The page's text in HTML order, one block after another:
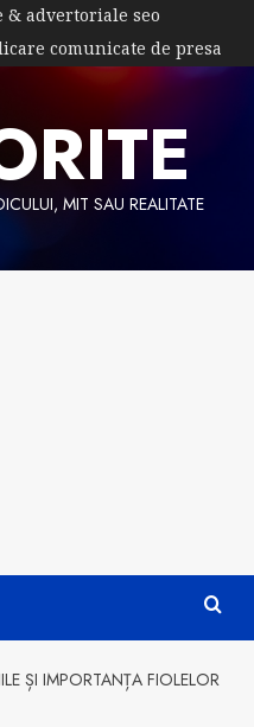
advertoriale seo
comunicate de presa
MIT SAU REALITATE
ȘI IMPORTANȚA FIOLELOR